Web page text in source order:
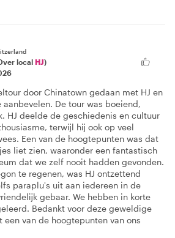
local HJ)
door Chinatown gedaan met HJ en
aanbevelen. De tour was boeiend,
HJ deelde de geschiedenis en cultuur
terwijl hij ook op veel
Een van de hoogtepunten was dat
liet zien, waaronder een fantastisch
dat we zelf nooit hadden gevonden.
te regenen, was HJ ontzettend
paraplu's uit aan iedereen in de
gebaar. We hebben in korte
Bedankt voor deze geweldige
van de hoogtepunten van ons